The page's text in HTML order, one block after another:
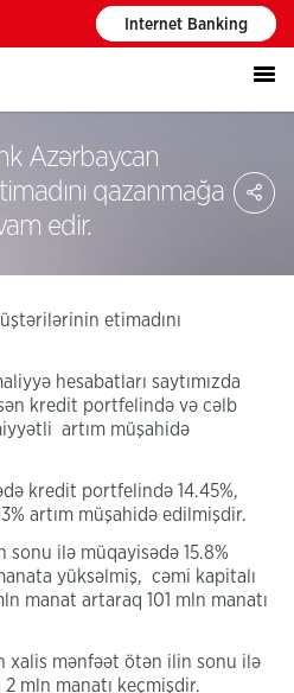
Internet Banking
Azərbaycan
qazanmağa
edir.
etimadını
hesabatları saytımızda
kredit portfelində və cəlb
artım müşahidə
kredit portfelində 14.45%,
artım müşahidə edilmişdir.
ilə müqayisədə 15.8%
yüksəlmiş, cəmi kapitalı
manat artaraq 101 mln manatı
xalis mənfəət ötən ilin sonu ilə
mln manatı keçmişdir.